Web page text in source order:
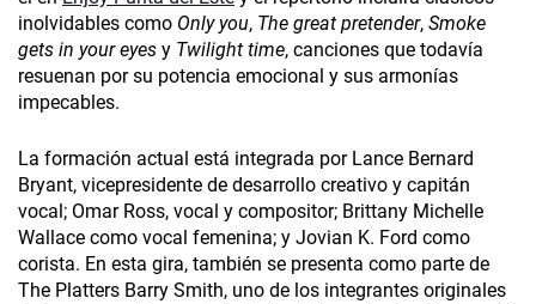
inolvidables como Only you, The great pretender, Smoke
gets in your eyes y Twilight time, canciones que todavía
resuenan por su potencia emocional y sus armonías
impecables.
La formación actual está integrada por Lance Bernard
Bryant, vicepresidente de desarrollo creativo y capitán
vocal; Omar Ross, vocal y compositor; Brittany Michelle
Wallace como vocal femenina; y Jovian K. Ford como
corista. En esta gira, también se presenta como parte de
The Platters Barry Smith, uno de los integrantes originales